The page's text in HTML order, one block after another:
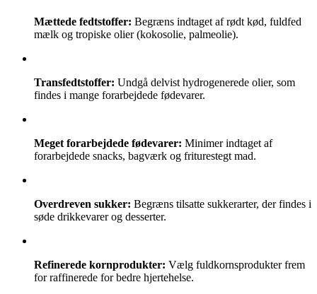
Mættede fedtstoffer: Begræns indtaget af rødt kød, fuldfed
mælk og tropiske olier (kokosolie, palmeolie).
Transfedtstoffer: Undgå delvist hydrogenerede olier, som
findes i mange forarbejdede fødevarer.
Meget forarbejdede fødevarer: Minimer indtaget af
forarbejdede snacks, bagværk og friturestegt mad.
Overdreven sukker: Begræns tilsatte sukkerarter, der findes i
søde drikkevarer og desserter.
Refinerede kornprodukter: Vælg fuldkornsprodukter frem
for raffinerede for bedre hjertehelse.